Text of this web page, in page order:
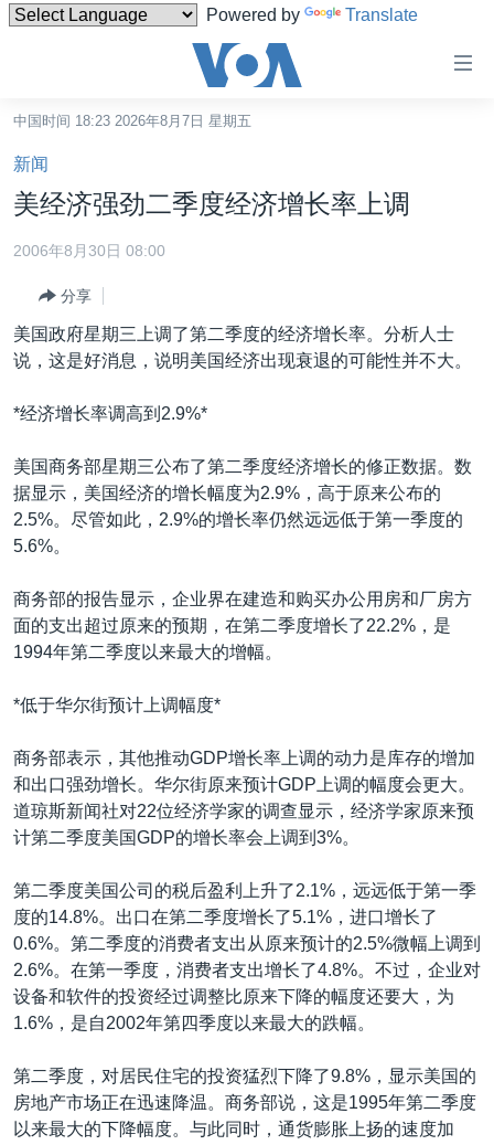
Powered by Translate
碍
链
接
跳
转
容
跳
到
航
跳
转
到
索
港澳
国际
印太
中东
欧洲
非洲
全球议题
经济·金融·贸易
人权·法律·宗教
科教·文娱·体健
军事
环境
美中关系
热点专题
白宫要闻
国会报道
美国建国250周年
埃博拉疫情
美国之音专访
台海两岸关系
南中国海争端
关注新疆
GEN Z 看美国
VOA视频
VOA今日焦点
关注我们
其他语言网站
中国时间 18:23 2026年8月7日 星期五
新闻
美经济强劲二季度经济增长率上调
2006年8月30日 08:00
分享
美国政府星期三上调了第二季度的经济增长率。分析人士
说，这是好消息，说明美国经济出现衰退的可能性并不大。
*经济增长率调高到2.9%*
美国商务部星期三公布了第二季度经济增长的修正数据。数
据显示，美国经济的增长幅度为2.9%，高于原来公布的
2.5%。尽管如此，2.9%的增长率仍然远远低于第一季度的
5.6%。
商务部的报告显示，企业界在建造和购买办公用房和厂房方
面的支出超过原来的预期，在第二季度增长了22.2%，是
1994年第二季度以来最大的增幅。
*低于华尔街预计上调幅度*
商务部表示，其他推动GDP增长率上调的动力是库存的增加
和出口强劲增长。华尔街原来预计GDP上调的幅度会更大。
道琼斯新闻社对22位经济学家的调查显示，经济学家原来预
计第二季度美国GDP的增长率会上调到3%。
第二季度美国公司的税后盈利上升了2.1%，远远低于第一季
度的14.8%。出口在第二季度增长了5.1%，进口增长了
0.6%。第二季度的消费者支出从原来预计的2.5%微幅上调到
2.6%。在第一季度，消费者支出增长了4.8%。不过，企业对
设备和软件的投资经过调整比原来下降的幅度还要大，为
1.6%，是自2002年第四季度以来最大的跌幅。
第二季度，对居民住宅的投资猛烈下降了9.8%，显示美国的
房地产市场正在迅速降温。商务部说，这是1995年第二季度
以来最大的下降幅度。与此同时，通货膨胀上扬的速度加